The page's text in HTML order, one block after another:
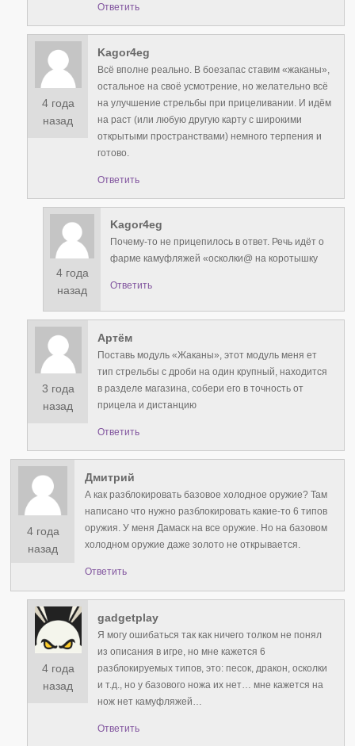
Ответить
4 года
назад
Kagor4eg
Всё вполне реально. В боезапас ставим «жаканы»,
остальное на своё усмотрение, но желательно всё
на улучшение стрельбы при прицеливании. И идём
на раст (или любую другую карту с широкими
открытыми пространствами) немного терпения и
готово.
Ответить
4 года
назад
Kagor4eg
Почему-то не прицепилось в ответ. Речь идёт о
фарме камуфляжей «осколки@ на коротышку
Ответить
3 года
назад
Артём
Поставь модуль «Жаканы», этот модуль меня ет
тип стрельбы с дроби на один крупный, находится
в разделе магазина, собери его в точность от
прицела и дистанцию
Ответить
4 года
назад
Дмитрий
А как разблокировать базовое холодное оружие? Там
написано что нужно разблокировать какие-то 6 типов
оружия. У меня Дамаск на все оружие. Но на базовом
холодном оружие даже золото не открывается.
Ответить
4 года
назад
gadgetplay
Я могу ошибаться так как ничего толком не понял
из описания в игре, но мне кажется 6
разблокируемых типов, это: песок, дракон, осколки
и т.д., но у базового ножа их нет… мне кажется на
нож нет камуфляжей…
Ответить